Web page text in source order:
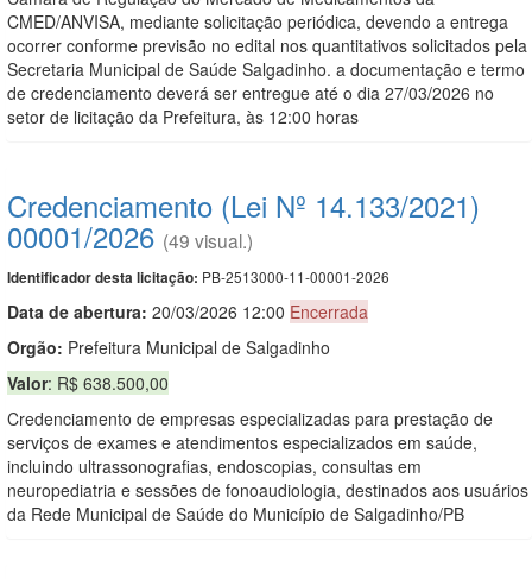
CMED/ANVISA, mediante solicitação periódica, devendo a entrega
ocorrer conforme previsão no edital nos quantitativos solicitados pela
Secretaria Municipal de Saúde Salgadinho. a documentação e termo
de credenciamento deverá ser entregue até o dia 27/03/2026 no
setor de licitação da Prefeitura, às 12:00 horas
Credenciamento (Lei Nº 14.133/2021)
00001/2026 (49 visual.)
Identificador desta licitação: PB-2513000-11-00001-2026
Data de abertura: 20/03/2026 12:00 Encerrada
Orgão: Prefeitura Municipal de Salgadinho
Valor: R$ 638.500,00
Credenciamento de empresas especializadas para prestação de
serviços de exames e atendimentos especializados em saúde,
incluindo ultrassonografias, endoscopias, consultas em
neuropediatria e sessões de fonoaudiologia, destinados aos usuários
da Rede Municipal de Saúde do Município de Salgadinho/PB